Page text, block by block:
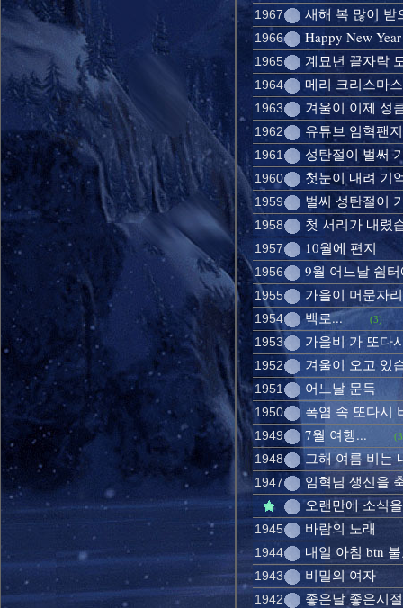
1967 새해 복 많이 받
1966 Happy New Year
1965 계묘년 끝자락
1964 메리 크리스마
1963 겨울이 이제 성
1962 유튜브 임혁팬
1961 성탄절이 벌써
1960 첫눈이 내려 기
1959 벌써 성탄절이
1958 첫 서리가 내렸
1957 10월에 편지
1956 9월 어느날 쉼
1955 가을이 머문자리
1954 백로... (3)
1953 가을비 가 또다
1952 겨울이 오고 있
1951 어느날 문득
1950 폭염 속 또다시
1949 7월 여행...
1948 그해 여름 비는
1947
임혁님 생신을
오랜만에 소식
1945 바람의 노래
1944 내일 아침 btn
1943 비밀의 여자
1942 좋은날 좋은시절